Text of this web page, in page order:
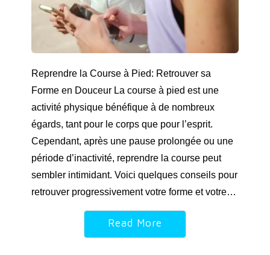
Reprendre la Course à Pied: Retrouver sa
Forme en Douceur La course à pied est une
activité physique bénéfique à de nombreux
égards, tant pour le corps que pour l’esprit.
Cependant, après une pause prolongée ou une
période d’inactivité, reprendre la course peut
sembler intimidant. Voici quelques conseils pour
retrouver progressivement votre forme et votre…
Read More